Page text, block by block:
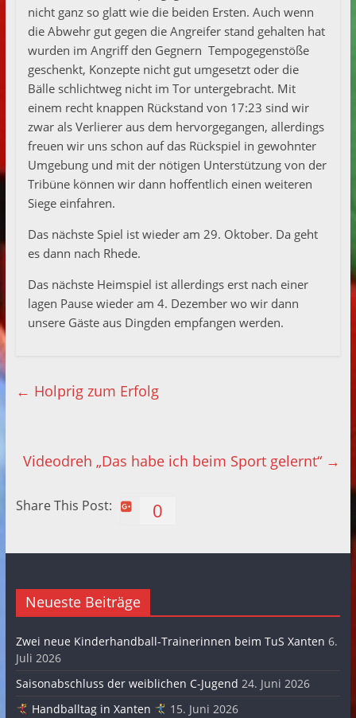
nicht ganz so glatt wie die beiden Ersten. Auch wenn
die Abwehr gut gegen die Angreifer stand gehalten hat
wurden im Angriff den Gegnern Tempogegenstöße
geschenkt, Konzepte nicht gut umgesetzt oder die
Bälle schlichtweg nicht im Tor untergebracht. Mit
einem recht knappen Rückstand von 17:23 sind wir
zwar als Verlierer aus dem hervorgegangen, allerdings
freuen wir uns schon auf das Rückspiel in gewohnter
Umgebung und mit der nötigen Unterstützung von der
Tribüne können wir dann hoffentlich einen weiteren
Siege einfahren.
Das nächste Spiel ist wieder am 29. Oktober. Da geht
es dann nach Rhede.
Das nächste Heimspiel ist allerdings erst nach einer
lagen Pause wieder am 4. Dezember wo wir dann
unsere Gäste aus Dingden empfangen werden.
← Holprig zum Erfolg
Videodreh „Das habe ich beim Sport gelernt“ →
Share This Post: 0
Neueste Beiträge
Zwei neue Kinderhandball-Trainerinnen beim TuS Xanten 6.
Juli 2026
Saisonabschluss der weiblichen C-Jugend 24. Juni 2026
Handballtag in Xanten
15. Juni 2026